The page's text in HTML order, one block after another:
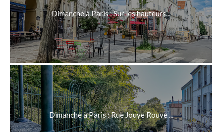
Dimanche à Paris : Sur les hauteurs...
Dimanche à Paris : Rue Jouye Rouve ...